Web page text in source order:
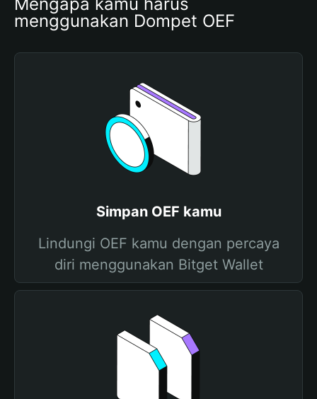
menggunakan Dompet OEF
Simpan OEF kamu
Lindungi OEF kamu dengan percaya
diri menggunakan Bitget Wallet